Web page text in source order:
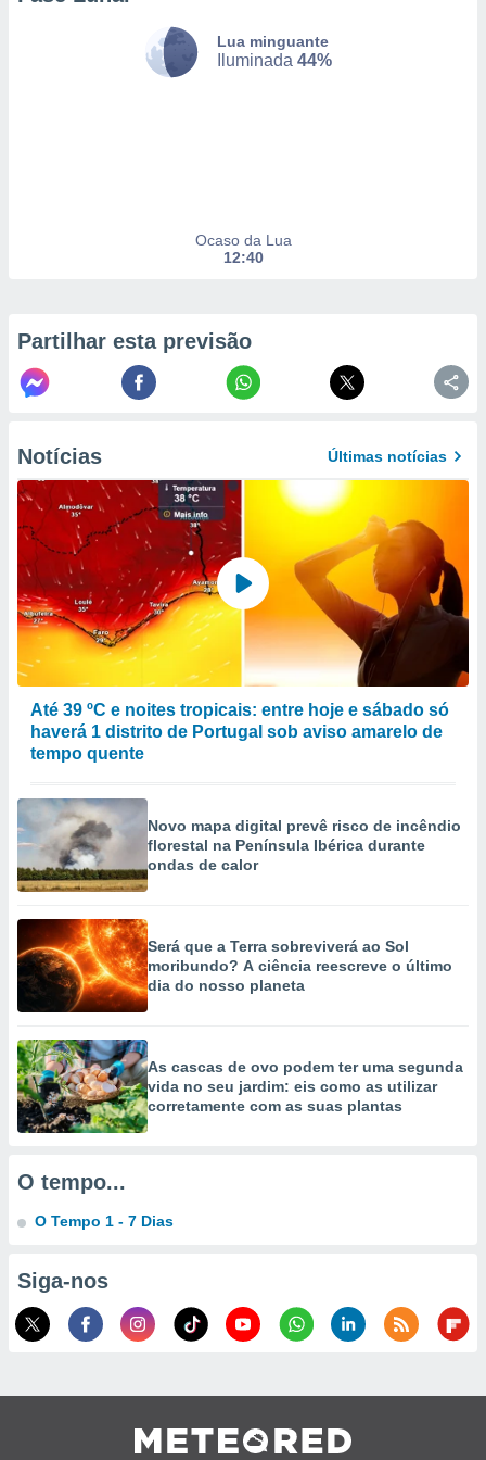
seus
com
tal,
seu
ou opor-
qualquer
em “
ou aceder
num
para
utilizar
medir
o
dos
ou
de dados
fontes,
e melhorar
Lua minguante
Iluminada 44%
Ocaso da Lua
12:40
Partilhar esta previsão
Notícias Últimas notícias
Até 39 ºC e noites tropicais: entre hoje e sábado só
haverá 1 distrito de Portugal sob aviso amarelo de
tempo quente
Novo mapa digital prevê risco de incêndio
florestal na Península Ibérica durante
ondas de calor
Será que a Terra sobreviverá ao Sol
moribundo? A ciência reescreve o último
dia do nosso planeta
As cascas de ovo podem ter uma segunda
vida no seu jardim: eis como as utilizar
corretamente com as suas plantas
O tempo...
O Tempo 1 - 7 Dias
Siga-nos